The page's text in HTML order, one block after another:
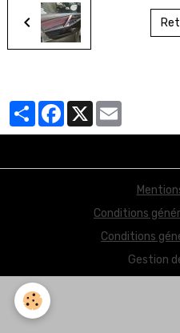
PartagerFacebook
X
Conditions
Conditions
Gestion